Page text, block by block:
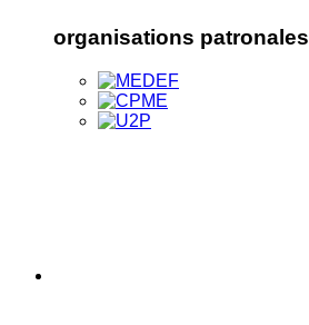
organisations patronales